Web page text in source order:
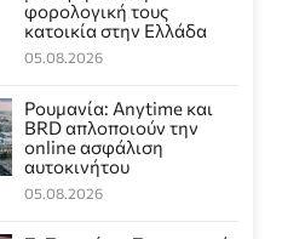
φορολογική τους
κατοικία στην Ελλάδα
05.08.2026
Ρουμανία: Anytime και
BRD απλοποιούν την
online ασφάλιση
αυτοκινήτου
05.08.2026